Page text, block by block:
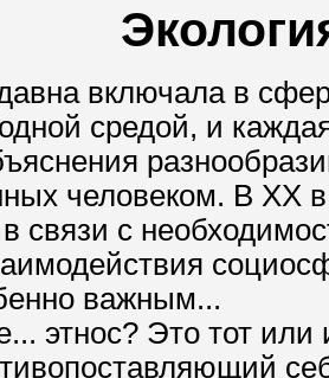
включала в
средой, и
человеком. В XX
в связи с
важным...
этнос? Это тот